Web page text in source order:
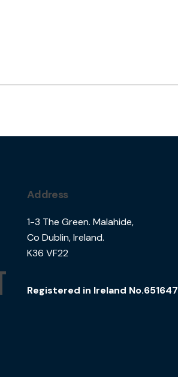
Address
1-3 The Green. Malahide,
Co Dublin, Ireland.
K36 VF22
Registered in Ireland No.651647